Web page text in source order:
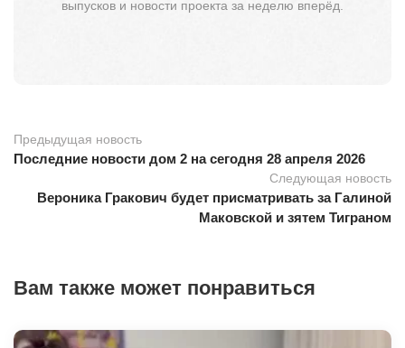
выпусков и новости проекта за неделю вперёд.
Предыдущая новость
Последние новости дом 2 на сегодня 28 апреля 2026
Следующая новость
Вероника Гракович будет присматривать за Галиной
Маковской и зятем Тиграном
Вам также может понравиться